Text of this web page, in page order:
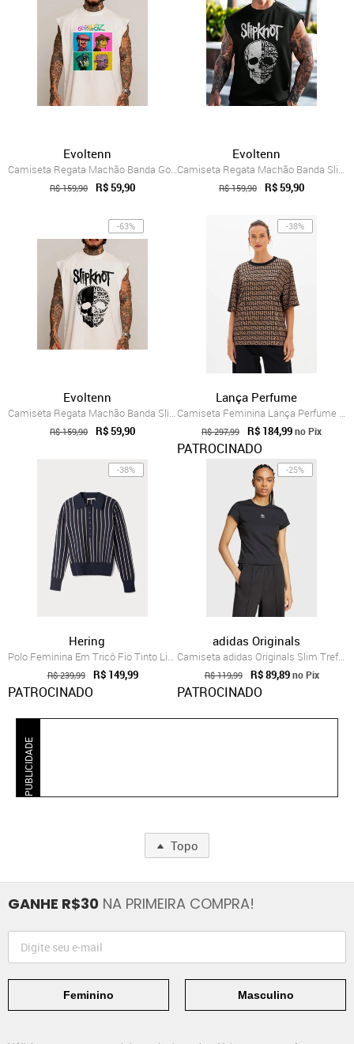
Evoltenn
Camiseta Regata Machão Banda Gorillaz Ca...
R$ 159,90 R$ 59,90
Evoltenn
Camiseta Regata Machão Banda Slipknot Ca...
R$ 159,90 R$ 59,90
-63%
Evoltenn
Camiseta Regata Machão Banda Slipknot Ca...
R$ 159,90 R$ 59,90
-38%
Lança Perfume
Camiseta Feminina Lança Perfume Geométrica Preta
R$ 297,99 R$ 184,99no Pix
PATROCINADO
-38%
Hering
Polo Feminina Em Tricô Fio Tinto Listrado Hering
R$ 239,99 R$ 149,99
PATROCINADO
-25%
adidas Originals
Camiseta adidas Originals Slim Trefoil Preta
R$ 119,99 R$ 89,89 no Pix
PATROCINADO
PUBLICIDADE
Topo
GANHE R$30 NA PRIMEIRA COMPRA!
Feminino Masculino